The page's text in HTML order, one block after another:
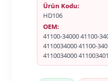
Ürün Kodu:
HD106
OEM:
41100-34000 41100-
4110034000 41100-
4110034000